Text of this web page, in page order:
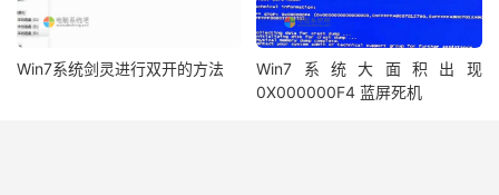
Win7系统剑灵进行双开的方法
Win7系统大面积出现
0X000000F4 蓝屏死机